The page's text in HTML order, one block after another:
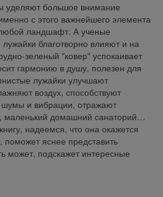
большое внимание
с этого важнейшего элемента
ландшафт. А ученые
благотворно влияют и на
зеленый "ковер" успокаивает
гармонию в душу, полезен для
лужайки улучшают
воздух, способствуют
и вибрации, отражают
маленький домашний санаторий…
надеемся, что она окажется
поможет яснее представить
может, подскажет интересные